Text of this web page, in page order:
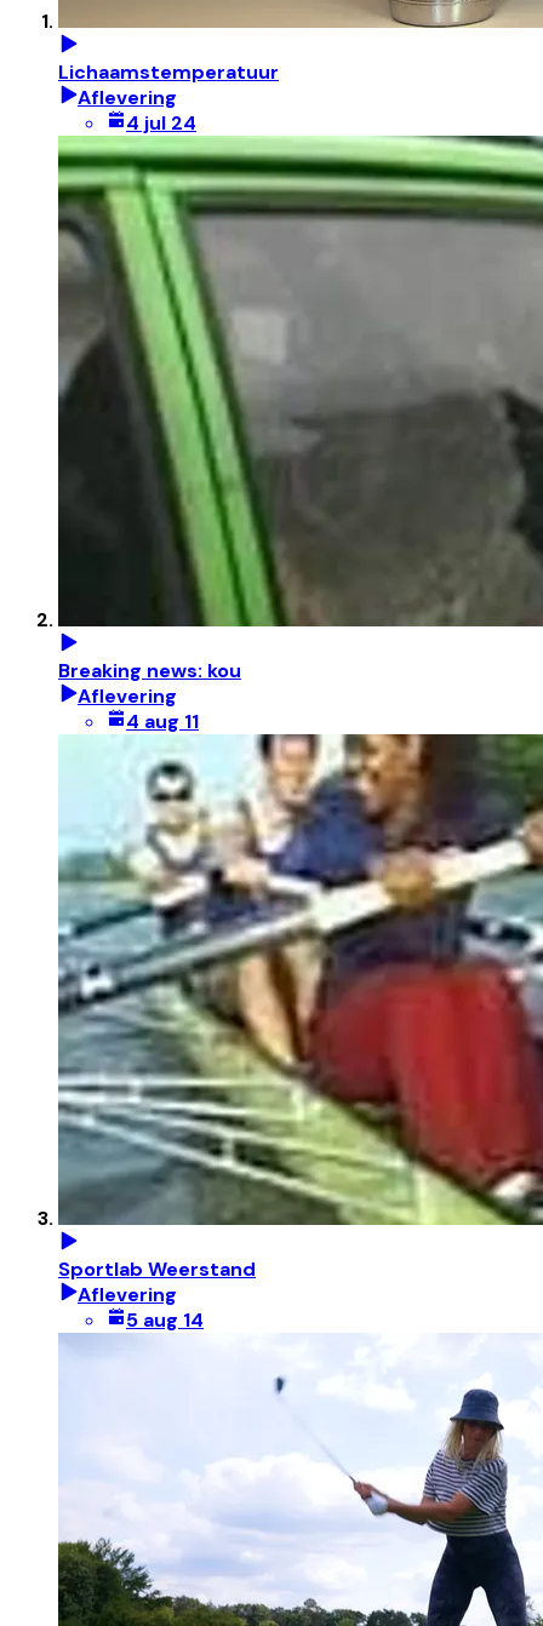
Lichaamstemperatuur
Aflevering
4 jul 24
Breaking news: kou
Aflevering
4 aug 11
Sportlab Weerstand
Aflevering
5 aug 14